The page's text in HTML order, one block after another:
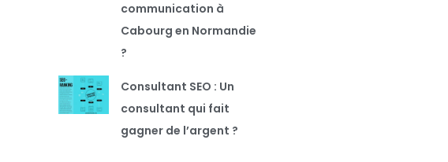
communication à
Cabourg en Normandie
?
Consultant SEO : Un
consultant qui fait
gagner de l’argent ?